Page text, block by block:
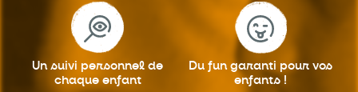
Un suivi personnel de
chaque enfant
Du fun garanti pour vos
enfants !